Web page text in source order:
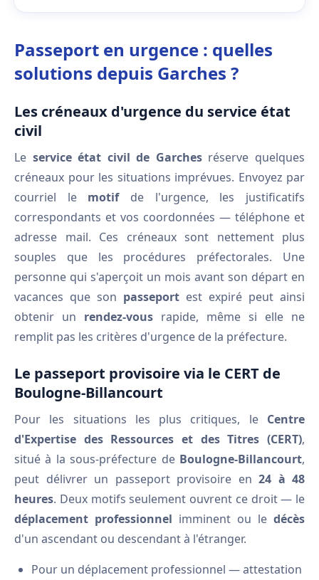
Passeport en urgence : quelles
solutions depuis Garches ?
Les créneaux d'urgence du service état
civil
Le service état civil de Garchesréserve quelques
créneaux pour les situations imprévues. Envoyez par
courriel le motifde l'urgence, les justificatifs
correspondants et vos coordonnées — téléphone et
adresse mail. Ces créneaux sont nettement plus
souples que les procédures préfectorales. Une
personne qui s'aperçoit un mois avant son départ en
vacances que son passeport est expiré peut ainsi
obtenir un rendez-vous rapide, même si elle ne
remplit pas les critères d'urgence de la préfecture.
Le passeport provisoire via le CERT de
Boulogne-Billancourt
Pour les situations les plus critiques, le Centre
d'Expertise des Ressources et des Titres (CERT),
situé à la sous-préfecture de Boulogne-Billancourt,
peut délivrer un passeport provisoire en 24 à 48
heures. Deux motifs seulement ouvrent ce droit — le
déplacement professionnel imminent ou le décès
d'un ascendant ou descendant à l'étranger.
Pour un déplacement professionnel — attestation